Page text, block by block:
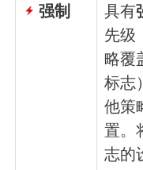
强制 具有
先级
略覆
标志
他策
置。
志的